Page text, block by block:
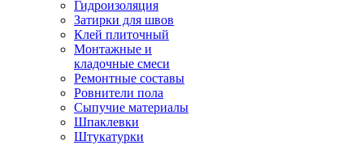
Гидроизоляция
Затирки для швов
Клей плиточный
Монтажные и
кладочные смеси
Ремонтные составы
Ровнители пола
Сыпучие материалы
Шпаклевки
Штукатурки